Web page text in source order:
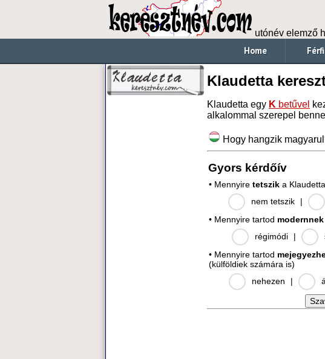
utónév elemző
Home Férfi
Klaudetta
Klaudetta egy K betűvel
alkalommal szerepel
Hogy hangzik
Gyors kérdőív
• Mennyire tetszik a
nem tetszik
|
• Mennyire tartod modernnek
régimódi
|
• Mennyire tartod
(külföldiek számára is)
nehezen
|